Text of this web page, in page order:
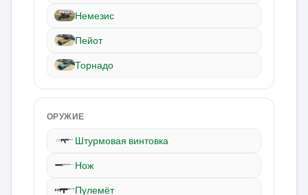
Немезис
Пейот
Торнадо
ОРУЖИЕ
Штурмовая винтовка
Нож
Пулемёт